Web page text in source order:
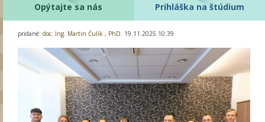
Opýtajte sa nás Prihláška na štúdium
pridané: doc. Ing. Martin Čulík , PhD. 19.11.2025 10:39